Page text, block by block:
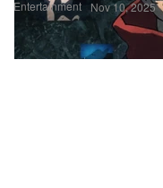
Entertainment Nov 10, 2025